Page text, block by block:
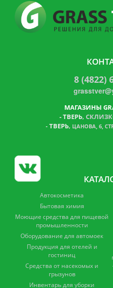
8 (4822)
МАГАЗИНЫ
-ТВЕРЬ,
- ТВЕРЬ, ЦАНОВА, 6,
Автокосметика
Бытовая химия
Моющие средства для пищевой
промышленности
Оборудование для автомоек
Продукция для отелей и
гостиниц
Средства от насекомых и
грызунов
Инвентарь для уборки